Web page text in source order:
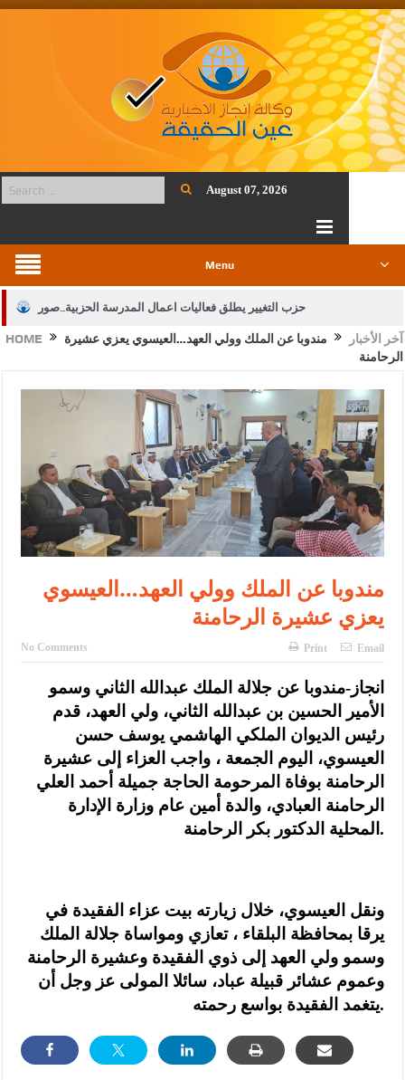
August 07, 2026
Menu
حزب التغيير يطلق فعاليات اعمال المدرسة الحزبية..صور
الجيش يفتح باب التجنيد لحملة البكالوريوس في الحقوق والقانون
الإسلامية والمسيحية
الأمن يتلف 16 مليون حبة كبتاجون و1480 كغم مواد مخدرة
النواب يقر مشروع تعديل قانون الملكية العقارية
القاضي يلتقي رؤساء تحرير الصحف اليومية ويؤكد حرص مجلس النواب
على شراكة فاعلة مع الإعلام
دعوة المكلفين بخدمة العلم (الدفعة الثالثة) إلى مراجعة منصة خدمة
العلم
الملك يلتقي مجموعة من رفاق السلاح
الملك يتلقى اتصالا هاتفيا من العاهل البحريني
القاضي محمود أحمد فريحات.. مبارك ومزيدا من التوفيق
HOME آخر الأخبار
مندوبا عن الملك وولي العهد…العيسوي يعزي عشيرة
الرحامنة
مندوبا عن الملك وولي العهد…العيسوي
يعزي عشيرة الرحامنة
No Comments Print Email
انجاز-مندوبا عن جلالة الملك عبدالله الثاني وسمو
الأمير الحسين بن عبدالله الثاني، ولي العهد، قدم
رئيس الديوان الملكي الهاشمي يوسف حسن
العيسوي، اليوم الجمعة ، واجب العزاء إلى عشيرة
الرحامنة بوفاة المرحومة الحاجة جميلة أحمد العلي
الرحامنة العبادي، والدة أمين عام وزارة الإدارة
المحلية الدكتور بكر الرحامنة.
ونقل العيسوي، خلال زيارته بيت عزاء الفقيدة في
يرقا بمحافظة البلقاء ، تعازي ومواساة جلالة الملك
وسمو ولي العهد إلى ذوي الفقيدة وعشيرة الرحامنة
وعموم عشائر قبيلة عباد، سائلا المولى عز وجل أن
يتغمد الفقيدة بواسع رحمته.